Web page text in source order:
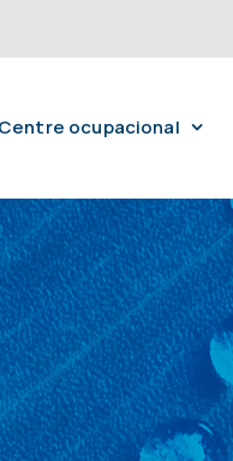
Centre ocupacional